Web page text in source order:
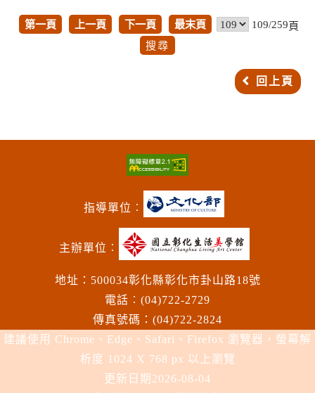
第一頁 上一頁 下一頁 最末頁 109/259頁
回上頁
指導單位︰
主辦單位︰
地址：500034彰化縣彰化市卦山路18號
電話︰(04)722-2729
傳真號碼：(04)722-2824
建議使用 Chrome、Edge、Safari、Firefox 瀏覽器，螢幕解
析度 1024 X 768 px 以上瀏覽
更新日期 2026-08-04